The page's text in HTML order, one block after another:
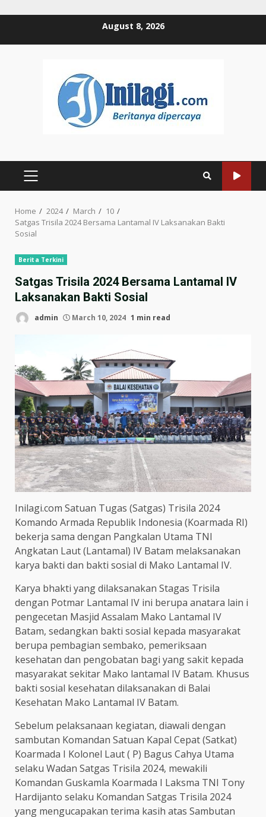
August 8, 2026
PRIMARY
Home 2024 March
10
Satgas Trisila 2024 Bersama Lantamal IV Laksanakan Bakti
Sosial
Berita Terkini
Satgas Trisila 2024 Bersama Lantamal IV
Laksanakan Bakti Sosial
admin March 10, 2024 1 min read
Inilagi.com Satuan Tugas (Satgas) Trisila 2024
Komando Armada Republik Indonesia (Koarmada RI)
bekerja sama dengan Pangkalan Utama TNI
Angkatan Laut (Lantamal) IV Batam melaksanakan
karya bakti dan bakti sosial di Mako Lantamal IV.
Karya bhakti yang dilaksanakan Stagas Trisila
dengan Potmar Lantamal IV ini berupa anatara lain i
pengecetan Masjid Assalam Mako Lantamal IV
Batam, sedangkan bakti sosial kepada masyarakat
berupa pembagian sembako, pemeriksaan
kesehatan dan pengobatan bagi yang sakit kepada
masyarakat sekitar Mako lantamal IV Batam. Khusus
bakti sosial kesehatan dilaksanakan di Balai
Kesehatan Mako Lantamal IV Batam.
Sebelum pelaksanaan kegiatan, diawali dengan
sambutan Komandan Satuan Kapal Cepat (Satkat)
Koarmada I Kolonel Laut ( P) Bagus Cahya Utama
selaku Wadan Satgas Trisila 2024, mewakili
Komandan Guskamla Koarmada I Laksma TNI Tony
Hardijanto selaku Komandan Satgas Trisila 2024
yang mengucapakan terima kasih atas Sambutan